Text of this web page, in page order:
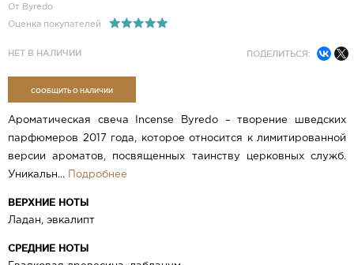
От Byredo
Оценка покупателей
НЕТ В НАЛИЧИИ
СООБЩИТЬ О НАЛИЧИИ
ПОДЕЛИТЬСЯ:
Ароматическая свеча Incense Byredo – творение шведских
парфюмеров 2017 года, которое относится к лимитированной
версии ароматов, посвященных таинству церковных служб.
Уникальн... Подробнее
ВЕРХНИЕ НОТЫ
Ладан, эвкалипт
СРЕДНИЕ НОТЫ